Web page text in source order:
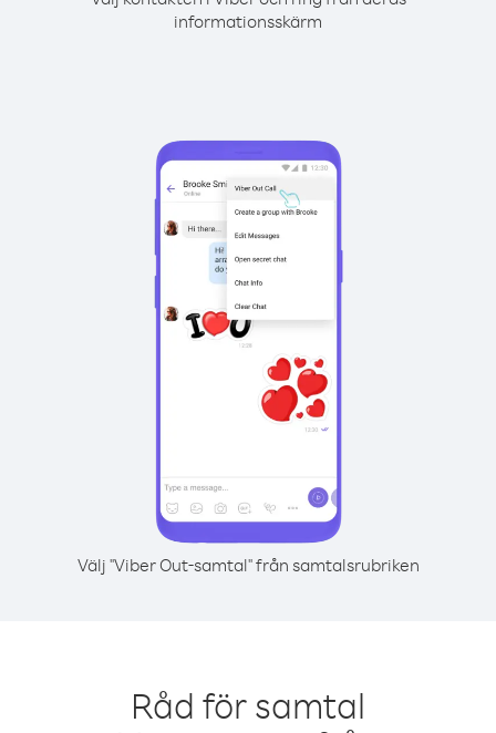
informationsskärm
Välj "Viber Out-samtal" från samtalsrubriken
Råd för samtal